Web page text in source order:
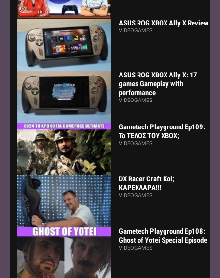
ASUS ROG XBOX Ally X Review
VIDEOGAMES
ASUS ROG XBOX Ally X: 17
games Gameplay with
performance
VIDEOGAMES
Gametech Playground Ep109:
Το ΤΕΛΟΣ ΤΟΥ ΧΒΟΧ;
VIDEOGAMES
DX Racer Craft Koi;
ΚΑΡΕΚΛΑΡΑ!!!
VIDEOGAMES
Gametech Playground Ep108:
Ghost of Yotei Special Episode
VIDEOGAMES